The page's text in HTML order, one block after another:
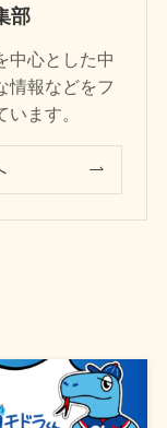
部
中心とした中
情報などをフ
ます。